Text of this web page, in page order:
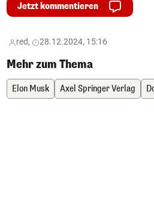
Jetzt kommentieren
red, 28.12.2024, 15:16
Mehr zum Thema
Elon Musk Axel Springer Verlag